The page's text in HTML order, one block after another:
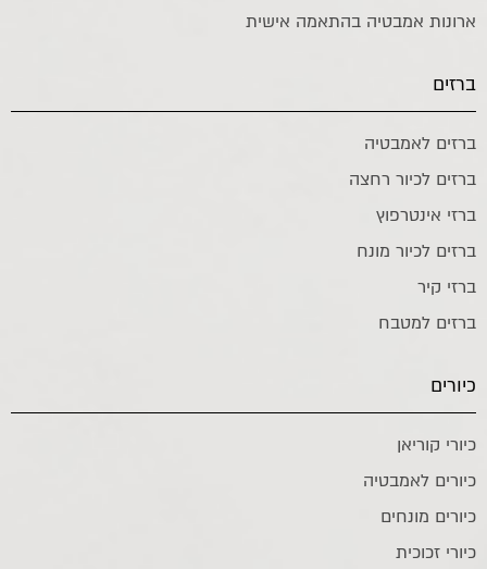
ארונות אמבטיה בהתאמה אישית
ברזים
ברזים לאמבטיה
ברזים לכיור רחצה
ברזי אינטרפוץ
ברזים לכיור מונח
ברזי קיר
ברזים למטבח
כיורים
כיורי קוריאן
כיורים לאמבטיה
כיורים מונחים
כיורי זכוכית